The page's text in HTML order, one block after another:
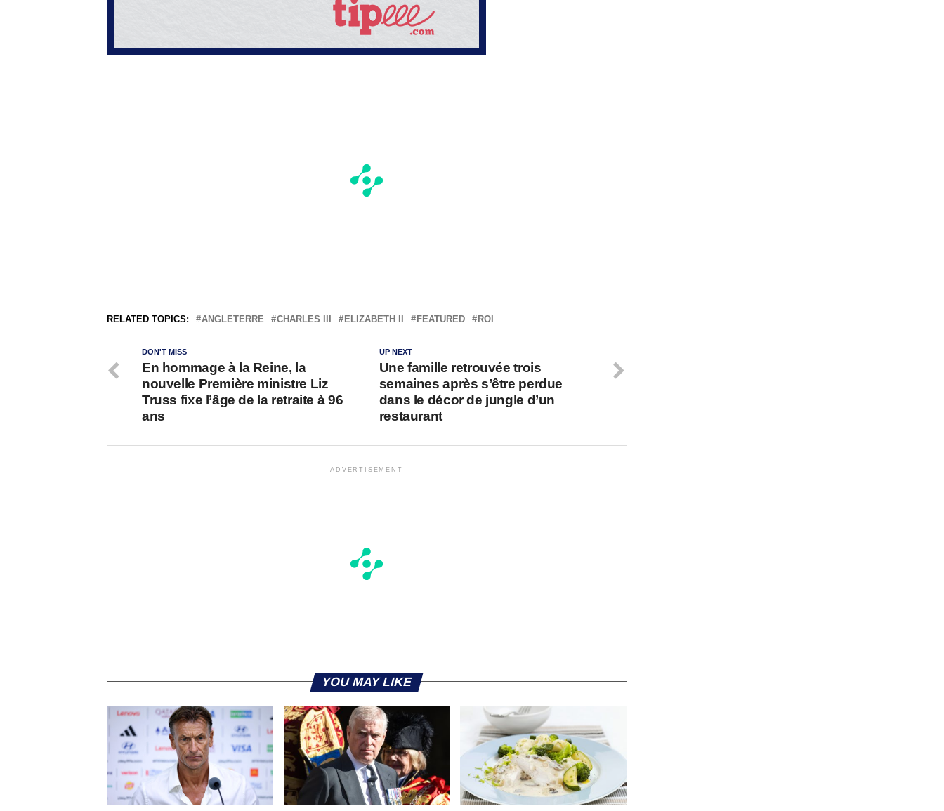
RELATED TOPICS: ANGLETERRE CHARLES III ELIZABETH II FEATURED ROI
UP NEXT
Une famille retrouvée trois
semaines après s’être perdue
dans le décor de jungle d’un
restaurant
DON'T MISS
En hommage à la Reine, la
nouvelle Première ministre Liz
Truss fixe l’âge de la retraite à 96
ans
ADVERTISEMENT
YOU MAY LIKE